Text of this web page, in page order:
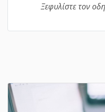
Ξεφυλίστε τον